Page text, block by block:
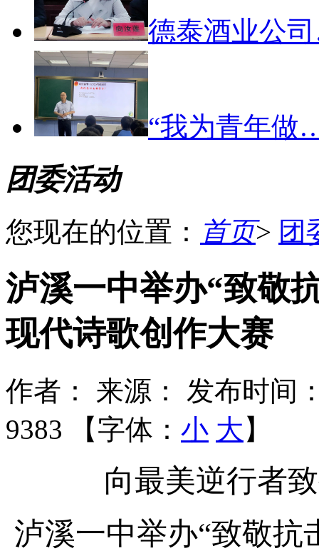
德泰酒业公
“我为青年做
团委活动
您现在的位置： 首页> 团
泸溪一中举办“致敬
现代诗歌创作大赛
作者： 来源：
发布时间
9383 【字体： 小 大 】
向最美逆行者
泸溪一中举办“致敬抗